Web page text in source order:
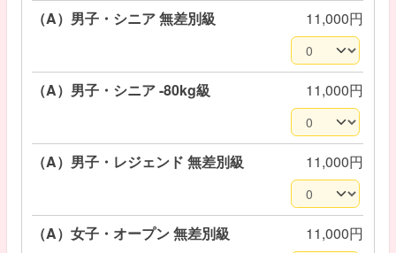
（A）男子・シニア 無差別級 11,000円
（A）男子・シニア -80kg級 11,000円
（A）男子・レジェンド 無差別級 11,000円
（A）女子・オープン 無差別級 11,000円